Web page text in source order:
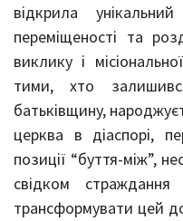
відкрила
переміщеності та
виклику і
тими, хто
батьківщину,
церква в діаспорі,
позиції “буття-між”,
свідком
трансформувати цей